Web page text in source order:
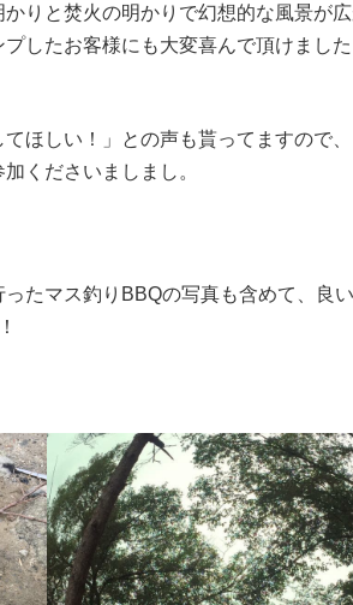
りと焚火の明かりで幻想的な風景が
したお客様にも大変喜んで頂けました
ほしい！」との声も貰ってますので
くださいましまし。
たマス釣りBBQの写真も含めて、良